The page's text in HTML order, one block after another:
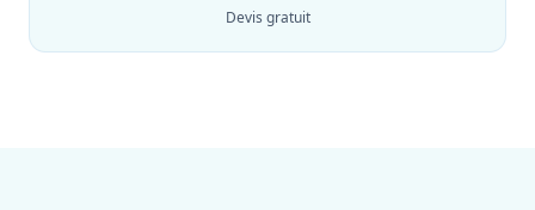
Devis gratuit